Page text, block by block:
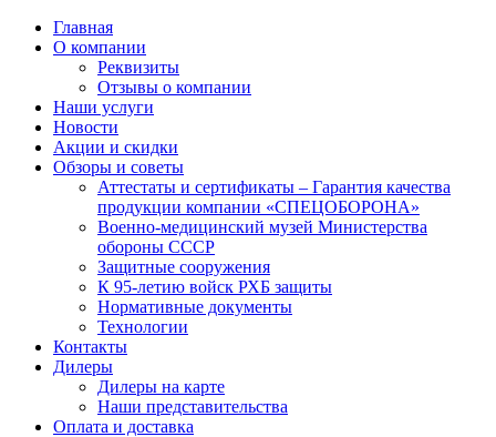
Главная
О компании
Реквизиты
Отзывы о компании
Наши услуги
Новости
Акции и скидки
Обзоры и советы
Аттестаты и сертификаты – Гарантия качества
продукции компании «СПЕЦОБОРОНА»
Военно-медицинский музей Министерства
обороны СССР
Защитные сооружения
К 95-летию войск РХБ защиты
Нормативные документы
Технологии
Контакты
Дилеры
Дилеры на карте
Наши представительства
Оплата и доставка